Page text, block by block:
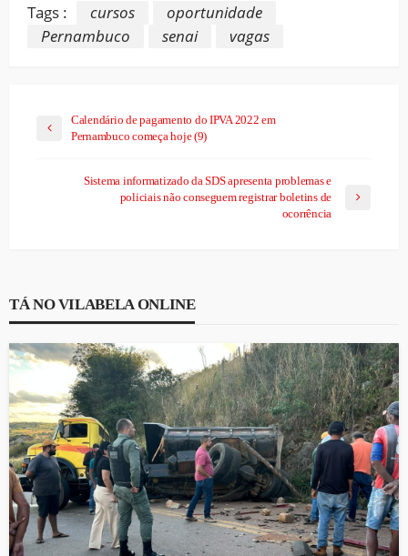
Tags : cursos
oportunidade
Pernambuco
senai vagas
Calendário de pagamento do IPVA 2022 em
Pernambuco começa hoje (9)
Sistema informatizado da SDS apresenta problemas e
policiais não conseguem registrar boletins de
ocorrência
TÁ NO VILABELA ONLINE